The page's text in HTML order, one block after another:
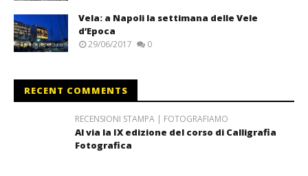
Vela: a Napoli la settimana delle Vele
d’Epoca
29/06/2017 0
RECENT COMMENTS
RECENSIONI STAMPA | FOTOGRAFIAMO
Al via la IX edizione del corso di Calligrafia
Fotografica